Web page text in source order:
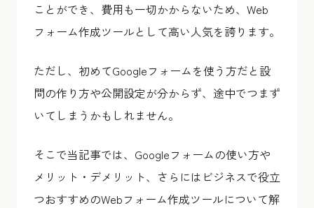
ことができ、費用も一切かからないため、Web
フォーム作成ツールとして高い人気を誇ります。
ただし、初めてGoogleフォームを使う方だと設
問の作り方や公開設定が分からず、途中でつまず
いてしまうかもしれません。
そこで当記事では、Googleフォームの使い方や
メリット・デメリット、さらにはビジネスで役立
つおすすめのWebフォーム作成ツールについて解